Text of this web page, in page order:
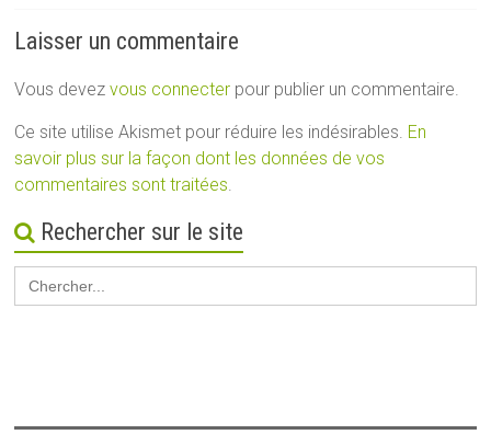
Laisser un commentaire
Vous devezvous connecter pour publier un commentaire.
Ce site utilise Akismet pour réduire les indésirables. En
savoir plus sur la façon dont les données de vos
commentaires sont traitées
Rechercher sur le site
Search
for: